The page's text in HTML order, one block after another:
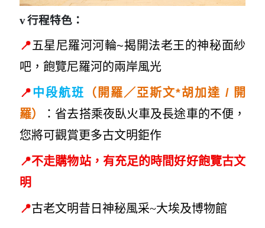
v行程特色：
📍五星尼羅河河輪~揭開法老王的神秘面紗
吧，飽覽尼羅河的兩岸風光
📍 中段航班 （開羅／亞斯文*胡加達 / 開
羅）
：省去搭乘夜臥火車及長途車的不便，
您將可觀賞更多古文明鉅作
📍不走購物站，有充足的時間好好飽覽古文
明
📍古老文明昔日神秘風采~大埃及博物館